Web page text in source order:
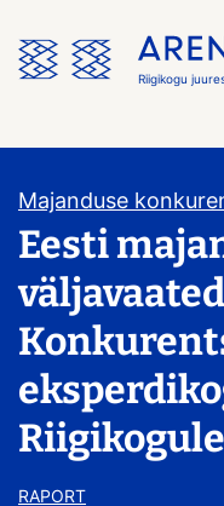
menüü
vahele
Riigikogu
Majanduse
Eesti
Riigikogule
RAPORT